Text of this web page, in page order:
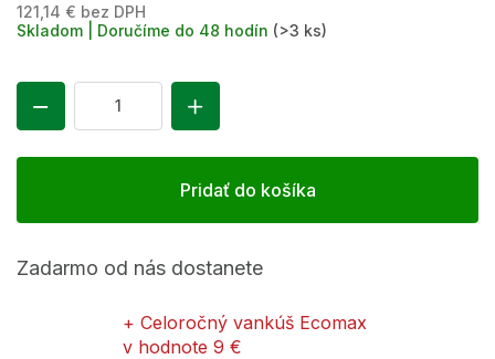
121,14 € bez DPH
Skladom | Doručíme do 48 hodín (>3 ks)
Pridať do košíka
Zadarmo od nás dostanete
+ Celoročný vankúš Ecomax
v hodnote 9 €